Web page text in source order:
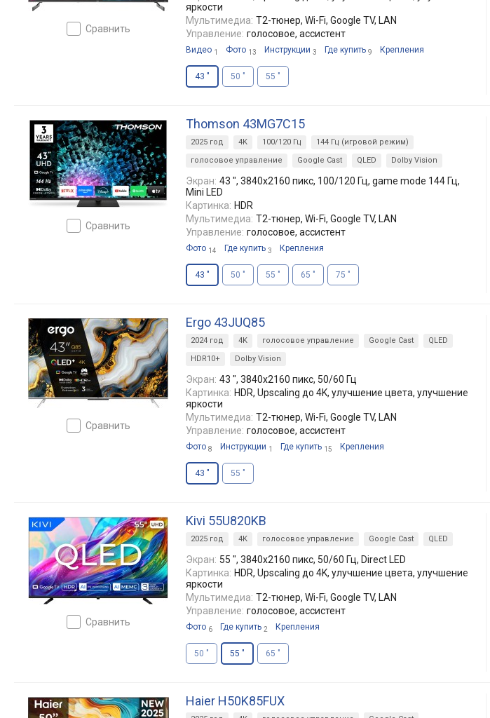
сравнить
яркости
Мультимедиа: T2-тюнер, Wi-Fi, Google TV, LAN
Управление: голосовое, ассистент
Видео 1 Фото 13 Инструкции 3 Где купить 9 Крепления
43 " 50 " 55 "
сравнить
Thomson 43MG7C15
2025 год 4K 100/120 Гц
144 Гц (игровой режим)
голосовое управление
Google Cast QLED Dolby Vision
Экран: 43 ", 3840x2160 пикс, 100/120 Гц, game mode 144 Гц,
Mini LED
Картинка: HDR
Мультимедиа: T2-тюнер, Wi-Fi, Google TV, LAN
Управление: голосовое, ассистент
Фото 14 Где купить 3 Крепления
43 " 50 " 55 " 65 " 75 "
сравнить
Ergo 43JUQ85
2024 год 4K голосовое управление Google Cast
QLED
HDR10+
Dolby Vision
Экран: 43 ", 3840x2160 пикс, 50/60 Гц
Картинка: HDR, Upscaling до 4K, улучшение цвета, улучшение
яркости
Мультимедиа: T2-тюнер, Wi-Fi, Google TV, LAN
Управление: голосовое, ассистент
Фото 8 Инструкции 1 Где купить 15 Крепления
43 " 55 "
сравнить
Kivi 55U820KB
2025 год 4K голосовое управление Google Cast QLED
Экран: 55 ", 3840x2160 пикс, 50/60 Гц, Direct LED
Картинка: HDR, Upscaling до 4K, улучшение цвета, улучшение
яркости
Мультимедиа: T2-тюнер, Wi-Fi, Google TV, LAN
Управление: голосовое, ассистент
Фото 6 Где купить 2 Крепления
50 " 55 " 65 "
Haier H50K85FUX